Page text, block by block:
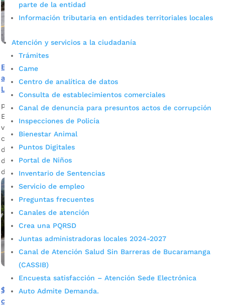
parte de la entidad
Información tributaria en entidades territoriales locales
Atención y servicios a la ciudadanía
Trámites
Came
Centro de analítica de datos
Consulta de establecimientos comerciales
Canal de denuncia para presuntos actos de corrupción
Inspecciones de Policía
Bienestar Animal
Puntos Digitales
Portal de Niños
Inventario de Sentencias
Servicio de empleo
Preguntas frecuentes
Canales de atención
Crea una PQRSD
Juntas administradoras locales 2024-2027
Canal de Atención Salud Sin Barreras de Bucaramanga
(CASSIB)
Encuesta satisfacción – Atención Sede Electrónica
Auto Admite Demanda.
Bucaramanga espera aprobación del INVÍAS para
arrancar con la licitación de la doble calzada La Virgen –
La Cemento
por Alcaldía de Bucaramanga |Ago 19, 2020|Noticias
El Instituto Nacional de Vías, INVÍAS, se encargará de
verificar los pliegos tipo y dar luz verde hacia el proceso de
contratación. Es de anotar que recientemente la Asamblea
de Santander aprobó las vigencias futuras para la ejecución
de la obra. Descargue audio: Félix Jaimes Lasprilla, asesor
de la Administración Municipal El proyecto tiene una […]
$70 mil millones será la inversión inicial para la
construcción de la doble calzada La Virgen – La Cemento